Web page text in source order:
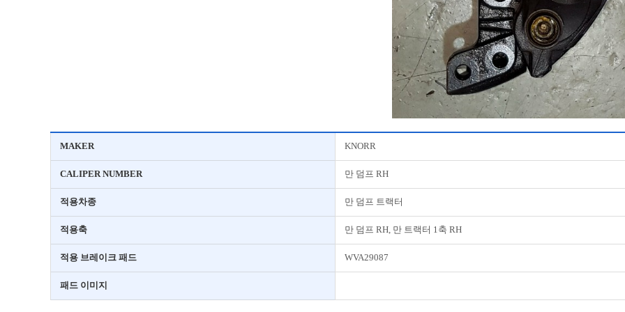
MAKER KNORR
CALIPER NUMBER 만 덤프 RH
적용차종 만 덤프 트랙터
적용축 만 덤프 RH, 만 트랙터 1축 RH
적용 브레이크 패드 WVA29087
패드 이미지